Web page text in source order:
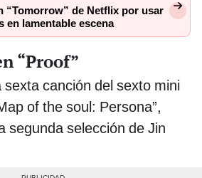
“Tomorrow” de Netflix por usar
en lamentable escena
“Proof”
canción del sexto mini
of the soul: Persona”,
segunda selección de Jin